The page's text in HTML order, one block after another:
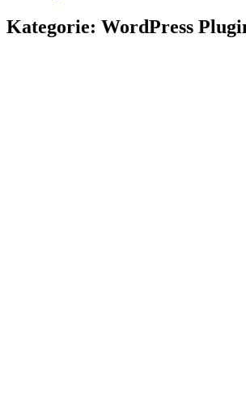
Kategorie: WordPress